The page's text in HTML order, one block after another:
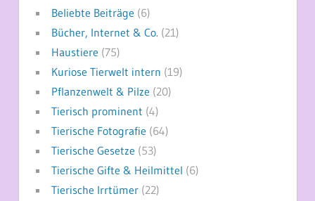
Beliebte Beiträge (6)
Bücher, Internet & Co. (21)
Haustiere (75)
Kuriose Tierwelt intern (19)
Pflanzenwelt & Pilze (20)
Tierisch prominent (4)
Tierische Fotografie (64)
Tierische Gesetze (53)
Tierische Gifte & Heilmittel (6)
Tierische Irrtümer(22)